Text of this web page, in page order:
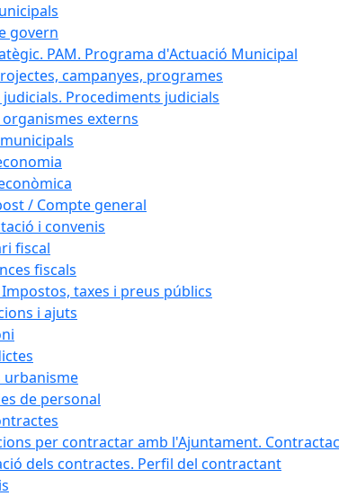
govern
PAM. Programa d'Actuació Municipal
campanyes, programes
judicials. Procediments judicials
externs
/ Compte general
i convenis
fiscal
fiscals
taxes i preus públics
i ajuts
urbanisme
de personal
per contractar amb l'Ajuntament.
dels contractes. Perfil del contractant